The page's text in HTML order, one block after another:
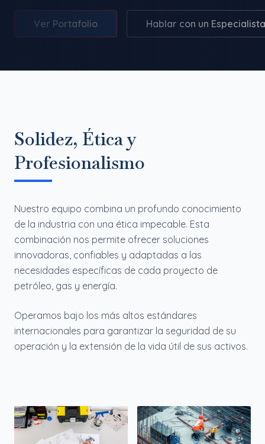
Ver Portafolio Hablar con un Especialista
Solidez, Ética y
Profesionalismo
Nuestro equipo combina un profundo conocimiento
de la industria con una ética impecable. Esta
combinación nos permite ofrecer soluciones
innovadoras, confiables y adaptadas a las
necesidades específicas de cada proyecto de
petróleo, gas y energía.
Operamos bajo los más altos estándares
internacionales para garantizar la seguridad de su
operación y la extensión de la vida útil de sus activos.